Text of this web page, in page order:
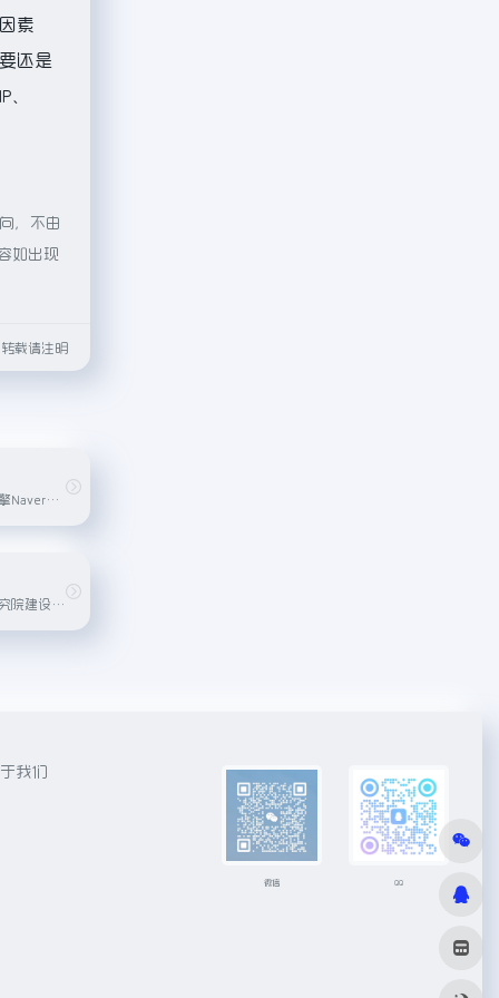
素
还是
、
，不由
如出现
载请注明
韩国最大的搜索引擎Naver提供的地图服务，覆盖韩国及其他地区的地图导航、地点搜索等功能。
由中国测绘科学研究院建设与维护的国家地理信息公共服务平台，提供权威的地图数据和地理信息服务。
我们
微信 QQ